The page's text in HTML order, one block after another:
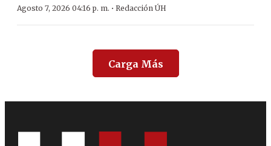
Agosto 7, 2026 04:16 p. m. · Redacción ÚH
Carga Más